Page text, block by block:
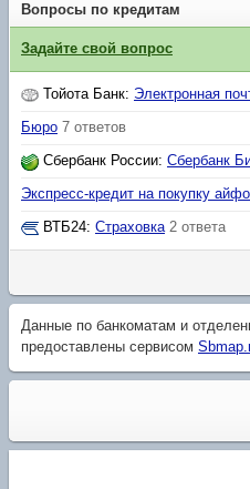
Вопросы по кредитам
Задайте свой вопрос
Тойота Банк: Электронная
Бюро 7 ответов
Сбербанк России: Сбербанк
Экспресс-кредит на покупку
ВТБ24: Страховка 2 ответа
Данные по банкоматам и
предоставлены сервисом